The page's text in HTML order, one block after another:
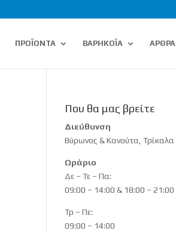
ΠΡΟΪΟΝΤΑ ΒΑΡΗΚΟΪΑ ΑΡΘΡΑ
Που θα μας βρείτε
Διεύθυνση
Βύρωνος & Κανούτα, Τρίκαλα
Ωράριο
Δε – Τε – Πα:
09:00 – 14:00 & 18:00 – 21:00
Τρ – Πε:
09:00 – 14:00